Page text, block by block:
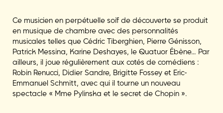
Ce musicien en perpétuelle soif de découverte se produit
en musique de chambre avec des personnalités
musicales telles que Cédric Tiberghien, Pierre Génisson,
Patrick Messina, Karine Deshayes, le Quatuor Ébène… Par
ailleurs, il joue régulièrement aux cotés de comédiens :
Robin Renucci, Didier Sandre, Brigitte Fossey et Eric-
Emmanuel Schmitt, avec qui il tourne un nouveau
spectacle « Mme Pylinska et le secret de Chopin ».